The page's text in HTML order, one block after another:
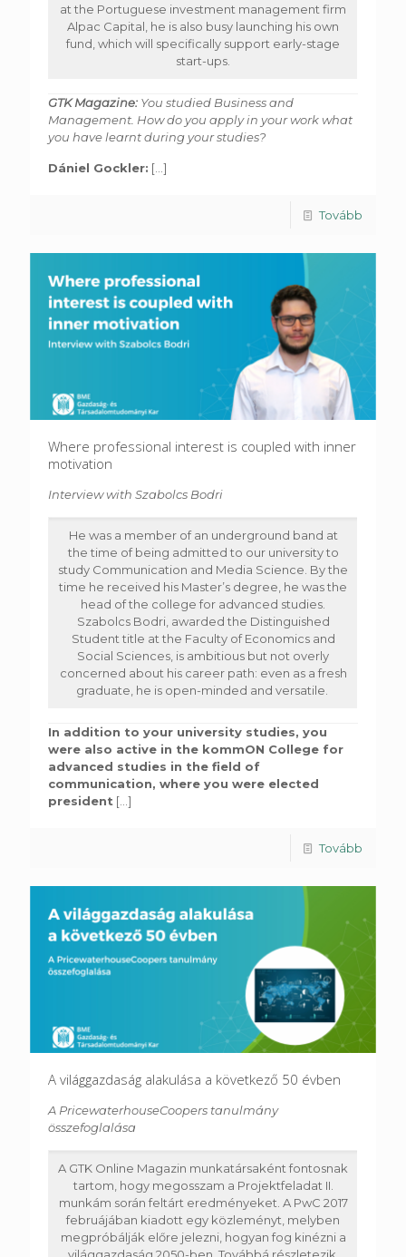
at the Portuguese investment management firm
Alpac Capital, he is also busy launching his own
fund, which will specifically support early-stage
start-ups.
GTK Magazine: You studied Business and
Management. How do you apply in your work what
you have learnt during your studies?
Dániel Gockler: [...]
Tovább
Where professional interest is coupled with inner
motivation
Interview with Szabolcs Bodri
He was a member of an underground band at
the time of being admitted to our university to
study Communication and Media Science. By the
time he received his Master’s degree, he was the
head of the college for advanced studies.
Szabolcs Bodri, awarded the Distinguished
Student title at the Faculty of Economics and
Social Sciences, is ambitious but not overly
concerned about his career path: even as a fresh
graduate, he is open-minded and versatile.
In addition to your university studies, you
were also active in the kommON College for
advanced studies in the field of
communication, where you were elected
president [...]
Tovább
A világgazdaság alakulása a következő 50 évben
A PricewaterhouseCoopers tanulmány
összefoglalása
A GTK Online Magazin munkatársaként fontosnak
tartom, hogy megosszam a Projektfeladat II.
munkám során feltárt eredményeket. A PwC 2017
februájában kiadott egy közleményt, melyben
megpróbálják előre jelezni, hogyan fog kinézni a